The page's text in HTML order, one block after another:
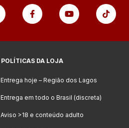
POLÍTICAS DA LOJA
Entrega hoje – Região dos Lagos
Entrega em todo o Brasil (discreta)
Aviso >18 e conteúdo adulto